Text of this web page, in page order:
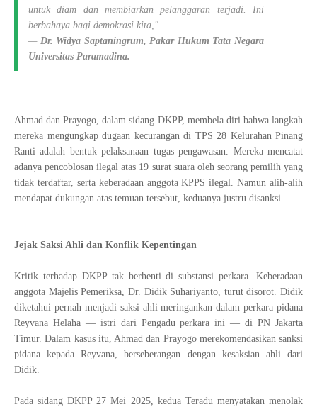
untuk diam dan membiarkan pelanggaran terjadi. Ini
berbahaya bagi demokrasi kita,"
— Dr. Widya Saptaningrum, Pakar Hukum Tata Negara
Universitas Paramadina.
Ahmad dan Prayogo, dalam sidang DKPP, membela diri bahwa langkah
mereka mengungkap dugaan kecurangan di TPS 28 Kelurahan Pinang
Ranti adalah bentuk pelaksanaan tugas pengawasan. Mereka mencatat
adanya pencoblosan ilegal atas 19 surat suara oleh seorang pemilih yang
tidak terdaftar, serta keberadaan anggota KPPS ilegal. Namun alih-alih
mendapat dukungan atas temuan tersebut, keduanya justru disanksi.
Jejak Saksi Ahli dan Konflik Kepentingan
Kritik terhadap DKPP tak berhenti di substansi perkara. Keberadaan
anggota Majelis Pemeriksa, Dr. Didik Suhariyanto, turut disorot. Didik
diketahui pernah menjadi saksi ahli meringankan dalam perkara pidana
Reyvana Helaha — istri dari Pengadu perkara ini — di PN Jakarta
Timur. Dalam kasus itu, Ahmad dan Prayogo merekomendasikan sanksi
pidana kepada Reyvana, berseberangan dengan kesaksian ahli dari
Didik.
Pada sidang DKPP 27 Mei 2025, kedua Teradu menyatakan menolak